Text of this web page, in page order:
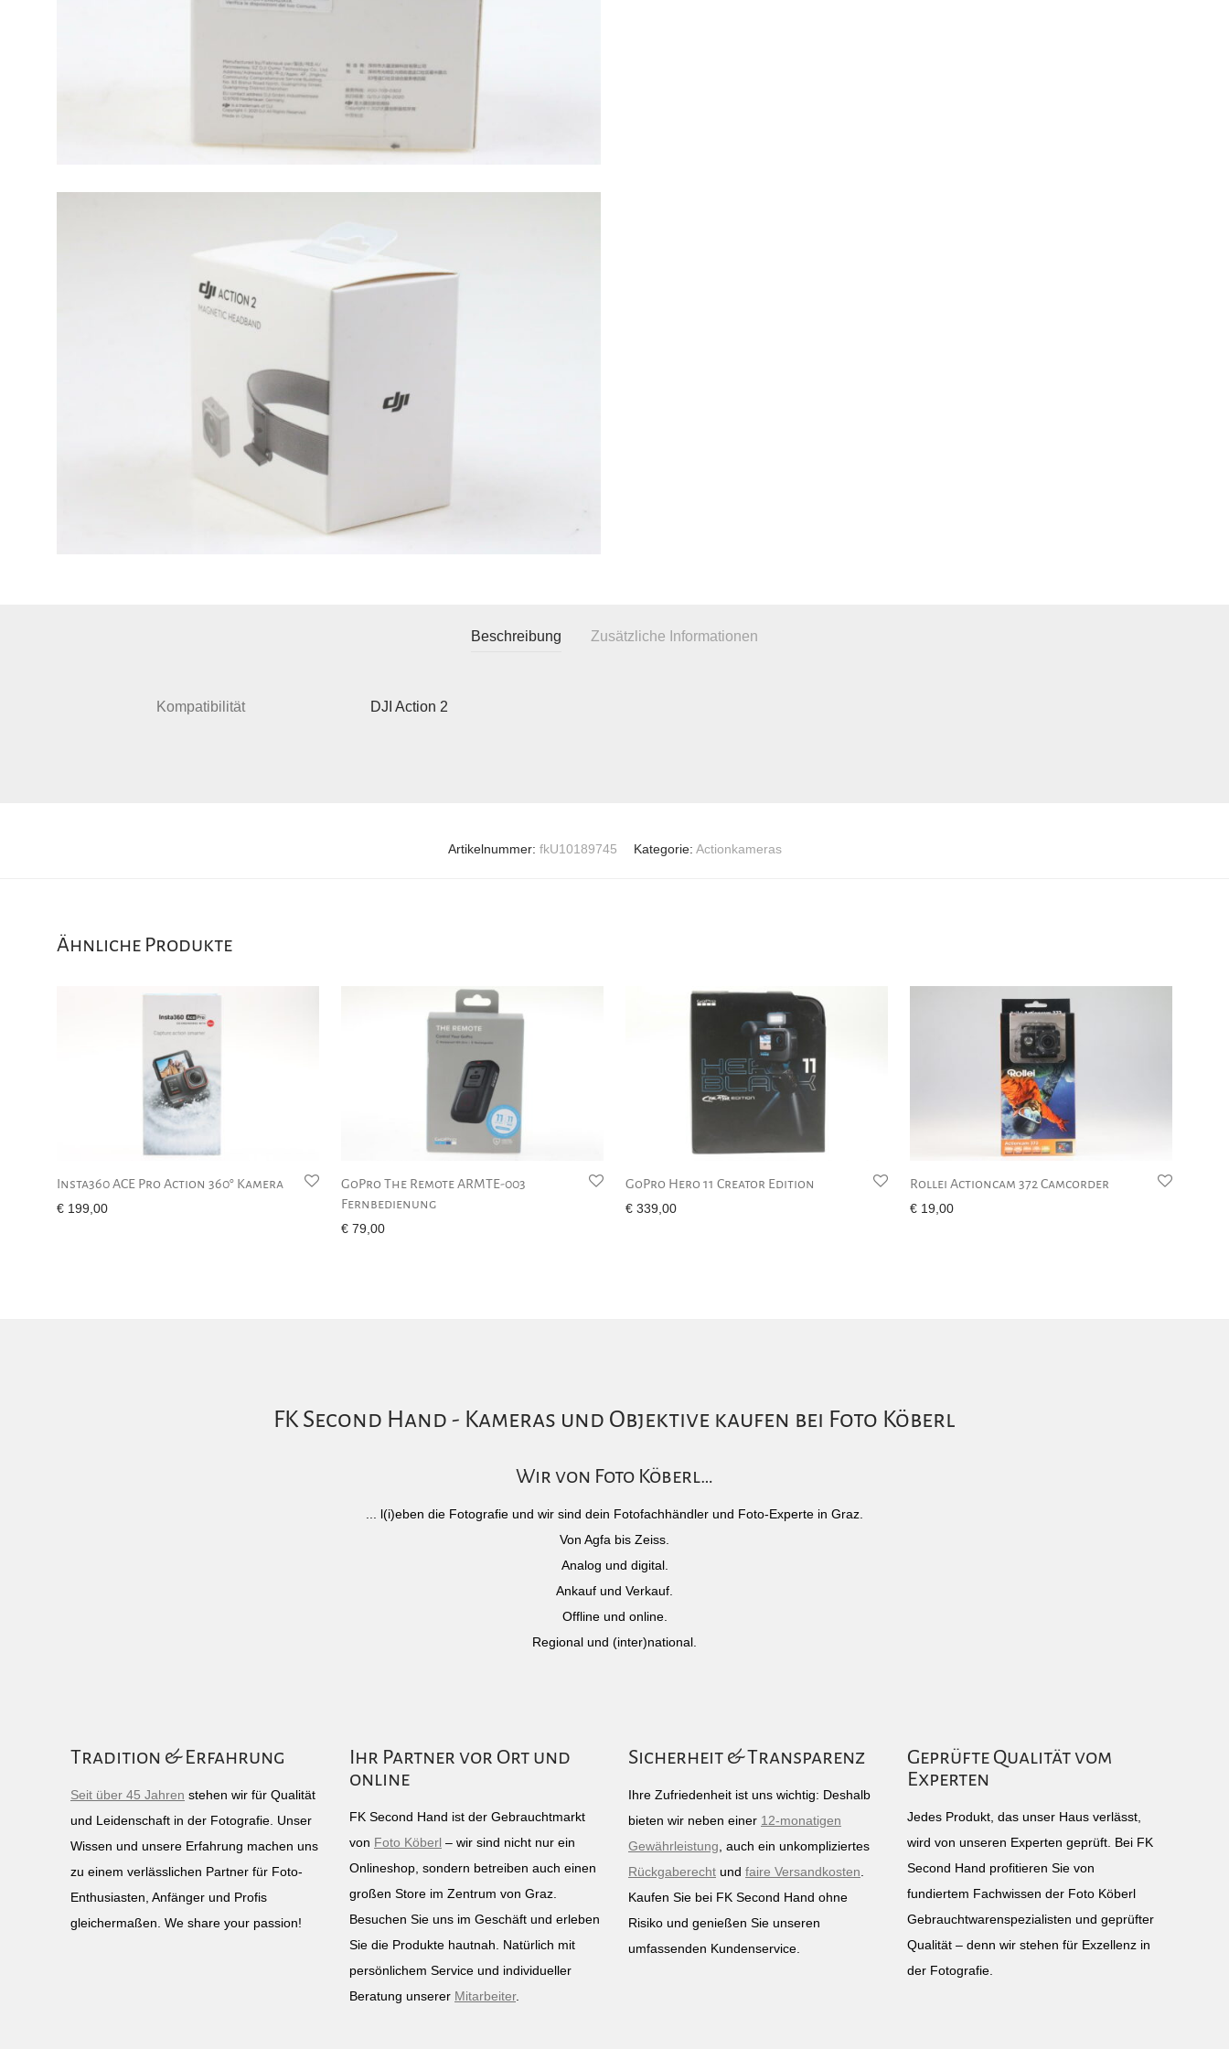
Beschreibung Zusätzliche Informationen
Kompatibilität DJI Action 2
Artikelnummer: fkU10189745 Kategorie: Actionkameras
Ähnliche Produkte
Insta360 ACE Pro Action 360° Kamera
€ 199,00
GoPro The Remote ARMTE-003
Fernbedienung
€ 79,00
GoPro Hero 11 Creator Edition
€ 339,00
Rollei Actioncam 372 Camcorder
€ 19,00
FK Second Hand - Kameras und Objektive kaufen bei Foto Köberl
Wir von Foto Köberl…
... l(i)eben die Fotografie und wir sind dein Fotofachhändler und Foto-Experte in Graz.
Von Agfa bis Zeiss.
Analog und digital.
Ankauf und Verkauf.
Offline und online.
Regional und (inter)national.
Tradition & Erfahrung
Seit über 45 Jahren stehen wir für Qualität
und Leidenschaft in der Fotografie. Unser
Wissen und unsere Erfahrung machen uns
zu einem verlässlichen Partner für Foto-
Enthusiasten, Anfänger und Profis
gleichermaßen. We share your passion!
Ihr Partner vor Ort und
online
FK Second Hand ist der Gebrauchtmarkt
von Foto Köberl – wir sind nicht nur ein
Onlineshop, sondern betreiben auch einen
großen Store im Zentrum von Graz.
Besuchen Sie uns im Geschäft und erleben
Sie die Produkte hautnah. Natürlich mit
persönlichem Service und individueller
Beratung unserer Mitarbeiter.
Sicherheit & Transparenz
Ihre Zufriedenheit ist uns wichtig: Deshalb
bieten wir neben einer 12-monatigen
Gewährleistung , auch ein unkompliziertes
Rückgaberecht und faire Versandkosten
Kaufen Sie bei FK Second Hand ohne
Risiko und genießen Sie unseren
umfassenden Kundenservice.
Geprüfte Qualität vom
Experten
Jedes Produkt, das unser Haus verlässt,
wird von unseren Experten geprüft. Bei FK
Second Hand profitieren Sie von
fundiertem Fachwissen der Foto Köberl
Gebrauchtwarenspezialisten und geprüfter
Qualität – denn wir stehen für Exzellenz in
der Fotografie.